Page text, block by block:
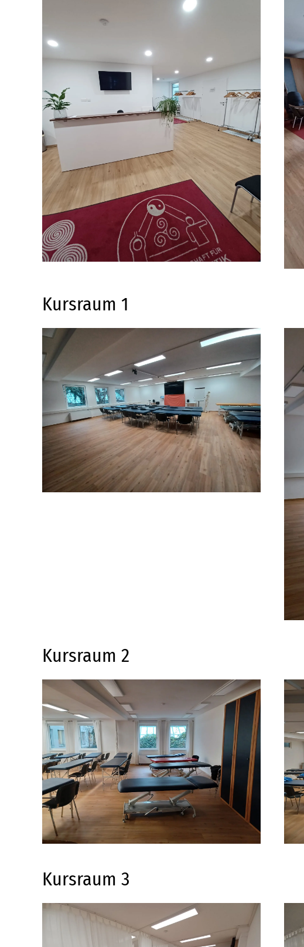
Detailansicht
Kursraum 1
Detailansicht
Kursraum 2
Detailansicht
Kursraum 3